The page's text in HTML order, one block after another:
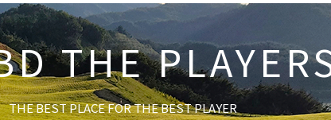
THE
THE BEST PLACE FOR THE BEST PLAYER